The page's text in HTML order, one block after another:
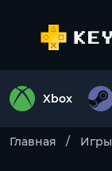
Xbox
Главная Игры